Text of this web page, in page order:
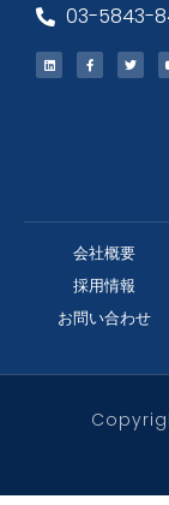
03-5843-
会社概要
採用情報
お問い合わせ